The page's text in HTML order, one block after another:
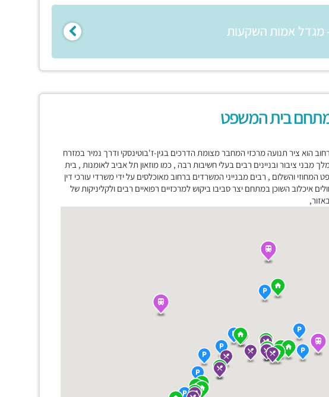
מגדל אמות השקעות
בית המשפט
ציר תנועה מרכזי המחבר מצומת הדרכים בגין-ז'בוטינסקי ודרך נמיר במזרח
מבני ציבור ובניינים רבים בעלי חשיבות רבה , כמו מוזאון תל אביב לאומנות , בית
המחוזי והשלום , רבים מבנייני המשרדים ברחוב מאוכלסים על ידי משרדי עורכי דין
איכלוב השוכן במתחם יצר סביבו ביקוש למרכזיים רפואיים רבים ולקליניקות של